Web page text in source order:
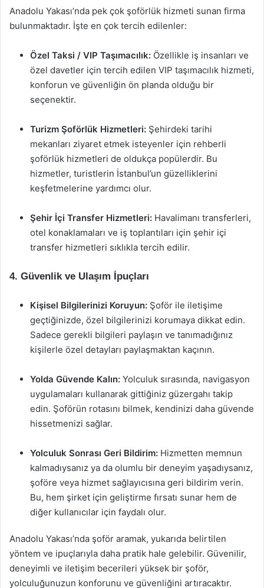
Anadolu Yakası’nda pek çok şoförlük hizmeti sunan firma
bulunmaktadır. İşte en çok tercih edilenler:
Özel Taksi / VIP Taşımacılık: Özellikle iş insanları ve
özel davetler için tercih edilen VIP taşımacılık hizmeti,
konforun ve güvenliğin ön planda olduğu bir
seçenektir.
Turizm Şoförlük Hizmetleri: Şehirdeki tarihi
mekanları ziyaret etmek isteyenler için rehberli
şoförlük hizmetleri de oldukça popülerdir. Bu
hizmetler, turistlerin İstanbul’un güzelliklerini
keşfetmelerine yardımcı olur.
Şehir İçi Transfer Hizmetleri: Havalimanı transferleri,
otel konaklamaları ve iş toplantıları için şehir içi
transfer hizmetleri sıklıkla tercih edilir.
4. Güvenlik ve Ulaşım İpuçları
Kişisel Bilgilerinizi Koruyun: Şoför ile iletişime
geçtiğinizde, özel bilgilerinizi korumaya dikkat edin.
Sadece gerekli bilgileri paylaşın ve tanımadığınız
kişilerle özel detayları paylaşmaktan kaçının.
Yolda Güvende Kalın: Yolculuk sırasında, navigasyon
uygulamaları kullanarak gittiğiniz güzergahı takip
edin. Şoförün rotasını bilmek, kendinizi daha güvende
hissetmenizi sağlar.
Yolculuk Sonrası Geri Bildirim: Hizmetten memnun
kalmadıysanız ya da olumlu bir deneyim yaşadıysanız,
şoföre veya hizmet sağlayıcısına geri bildirim verin.
Bu, hem şirket için geliştirme fırsatı sunar hem de
diğer kullanıcılar için faydalı olur.
Anadolu Yakası’nda şoför aramak, yukarıda belirtilen
yöntem ve ipuçlarıyla daha pratik hale gelebilir. Güvenilir,
deneyimli ve iletişim becerileri yüksek bir şoför,
yolculuğunuzun konforunu ve güvenliğini artıracaktır.